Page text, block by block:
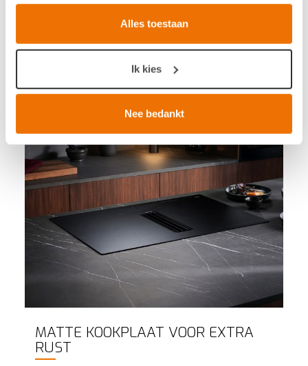
Als u het toestaat, willen we ook graag:
Informatie verzamelen over uw geografische locatie,
die tot een paar meter nauwkeurig kan zijn
op specifieke eigenschappen (fingerprinting)
Lees meer over hoe uw persoonlijke gegevens worden
verwerkt en stel uw voorkeuren in het
intrekken in de Cookieverklaring.
Breng uw cookies, net als een keukenproject, op smaak
voor een ervaring op maat. Door de cookies te
accepteren, geniet u van een vloeiende ervaring. Ze
zorgen voor een
functionelewebsite, bieden inzichten
om teanalyseren
wat beter kan en helpen ons om u
gepersonaliseerdeervaring te bieden zoals
aangegeven in hetcookiebeleid.
Alles toestaan
Ik kies
Nee bedankt
ontwerp, versterken de samenhang en blijven
tegelijk comfortabel en praktisch in gebruik.
MATTE KOOKPLAAT VOOR EXTRA
RUST